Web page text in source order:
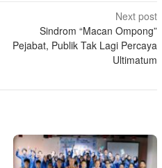
Next post
Sindrom “Macan Ompong”
Pejabat, Publik Tak Lagi Percaya
Ultimatum